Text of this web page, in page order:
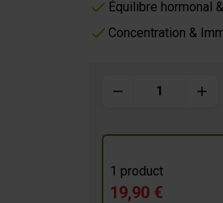
Bebidas energéticas
Geles
Équilibre hormonal
Concentration &
1 product
19,90 €